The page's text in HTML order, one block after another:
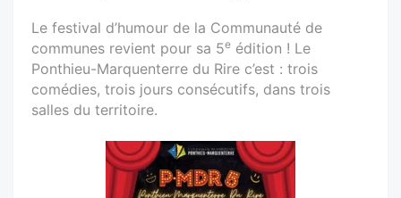
Le festival d’humour de la Communauté de
communes revient pour sa 5e édition ! Le
Ponthieu-Marquenterre du Rire c’est : trois
comédies, trois jours consécutifs, dans trois
salles du territoire.